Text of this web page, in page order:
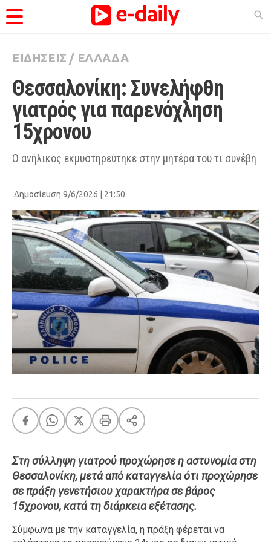
ΚΑΤΗΓΟΡΊΕΣ
Ειδήσεις
Θέματα
Videos
Podcasts
Life
City Guide
Pop Culture
Agenda
FEEDS
Πάσχα Eurovision
A-List LGBTQI+
LIFE
Food
Body+Mind
ΕΙΔΗΣΕΙΣ / ΕΛΛΑΔΑ
Θεσσαλονίκη: Συνελήφθη
γιατρός για παρενόχληση
15χρονου
Ο ανήλικος εκμυστηρεύτηκε στην μητέρα του τι συνέβη
Δημοσίευση 9/6/2026 | 21:50
Στη σύλληψη γιατρού προχώρησε η αστυνομία στη
Θεσσαλονίκη, μετά από καταγγελία ότι προχώρησε
σε πράξη γενετήσιου χαρακτήρα σε βάρος
15χρονου, κατά τη διάρκεια εξέτασης.
Σύμφωνα με την καταγγελία, η πράξη φέρεται να